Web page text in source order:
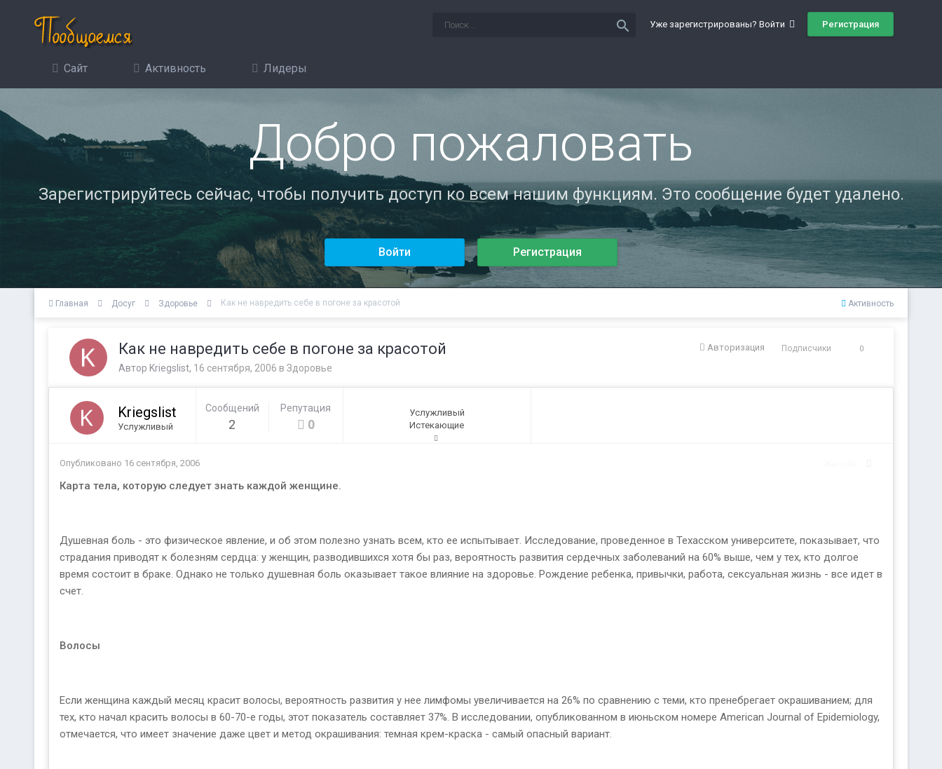
Уже зарегистрированы? Войти Регистрация
search
Сайт Активность Лидеры
Добро пожаловать
Зарегистрируйтесь сейчас, чтобы получить доступ ко всем нашим функциям. Это сообщение будет удалено.
Войти Регистрация
Активность
Главная Досуг Здоровье Как не навредить себе в погоне за красотой
Авторизация Подписчики 0
Как не навредить себе в погоне за красотой
Автор Kriegslist, 16 сентября, 2006 в Здоровье
Kriegslist
Услужливый
Сообщений
2
Репутация
0
Услужливый
Истекающие
Опубликовано 16 сентября, 2006
Карта тела, которую следует знать каждой женщине.
Душевная боль - это физическое явление, и об этом полезно узнать всем, кто ее испытывает. Исследование, проведенное в Техасском университете, показывает, что
страдания приводят к болезням сердца: у женщин, разводившихся хотя бы раз, вероятность развития сердечных заболеваний на 60% выше, чем у тех, кто долгое
время состоит в браке. Однако не только душевная боль оказывает такое влияние на здоровье. Рождение ребенка, привычки, работа, сексуальная жизнь - все идет в
счет.
Волосы
Если женщина каждый месяц красит волосы, вероятность развития у нее лимфомы увеличивается на 26% по сравнению с теми, кто пренебрегает окрашиванием; для
тех, кто начал красить волосы в 60-70-е годы, этот показатель составляет 37%. В исследовании, опубликованном в июньском номере American Journal of Epidemiology,
отмечается, что имеет значение даже цвет и метод окрашивания: темная крем-краска - самый опасный вариант.